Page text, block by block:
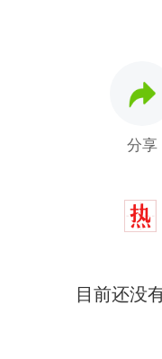
分享
目前还没